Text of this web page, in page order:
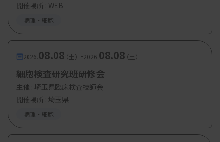
開催場所 : WEB
病理・細胞
2026. 08.08（土） -2026. 08.08（土）
細胞検査研究班研修会
主催 : 埼玉県臨床検査技師会
開催場所 : 埼玉県
病理・細胞